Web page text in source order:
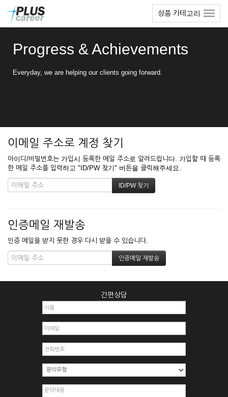
상품 카테고리
Progress & Achievements
Everyday, we are helping our clients going forward.
이메일 주소로 계정 찾기
아이디/비밀번호는 가입시 등록한 메일 주소로 알려드립니다. 가입할 때 등록
한 메일 주소를 입력하고 "ID/PW 찾기" 버튼을 클릭해주세요.
인증메일 재발송
인증 메일을 받지 못한 경우 다시 받을 수 있습니다.
간편상담